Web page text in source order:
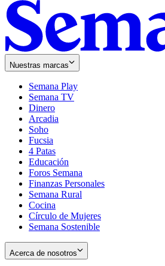
Nuestras marcas
Semana Play
Semana TV
Dinero
Arcadia
Soho
in
new
window
Fucsia
in
new
window
4 Patas
Educación
Foros Semana
Finanzas Personales
Semana Rural
Cocina
Círculo de Mujeres
Semana Sostenible
Acerca de nosotros